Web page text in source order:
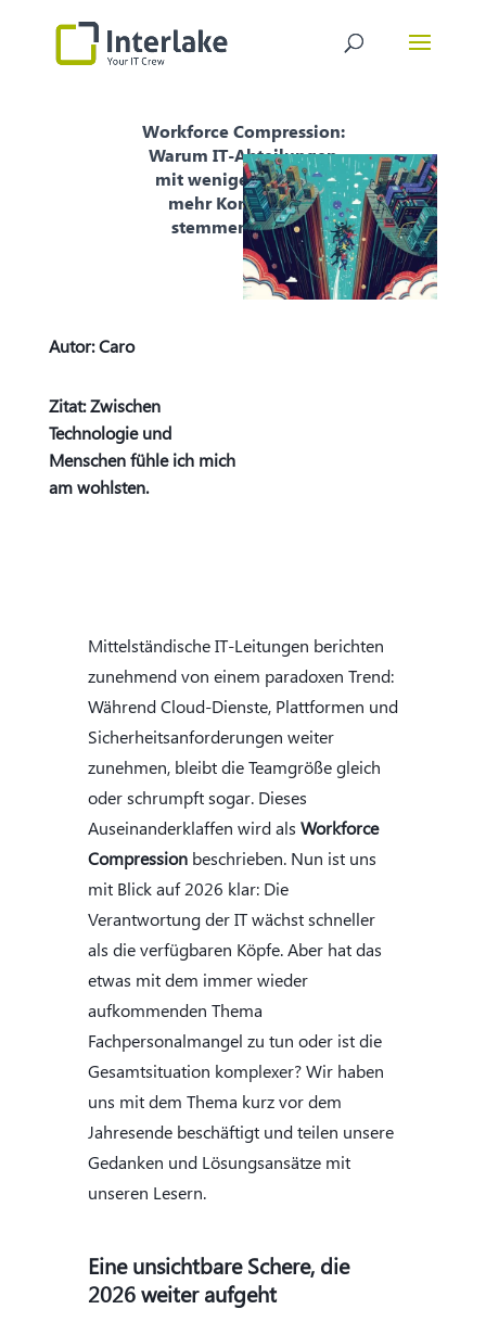
Workforce Compression:
Warum IT-Abteilungen
mit weniger Personal
mehr Komplexität
stemmen müssen
Autor:Caro
Zitat: Zwischen
Technologie und
Menschen fühle ich mich
am wohlsten.
Mittelständische IT-Leitungen berichten
zunehmend von einem paradoxen Trend:
Während Cloud-Dienste, Plattformen und
Sicherheitsanforderungen weiter
zunehmen, bleibt die Teamgröße gleich
oder schrumpft sogar. Dieses
Auseinanderklaffen wird als Workforce
Compressionbeschrieben. Nun ist uns
mit Blick auf 2026 klar: Die
Verantwortung der IT wächst schneller
als die verfügbaren Köpfe. Aber hat das
etwas mit dem immer wieder
aufkommenden Thema
Fachpersonalmangel zu tun oder ist die
Gesamtsituation komplexer? Wir haben
uns mit dem Thema kurz vor dem
Jahresende beschäftigt und teilen unsere
Gedanken und Lösungsansätze mit
unseren Lesern.
Eine unsichtbare Schere, die
2026 weiter aufgeht